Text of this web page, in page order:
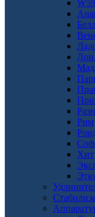
W59
Рим
Хит